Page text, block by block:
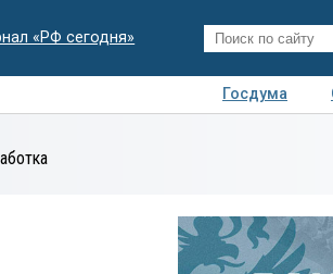
«РФ сегодня»
Госдума